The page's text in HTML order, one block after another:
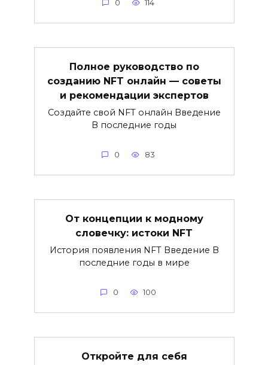
0 114
Полное руководство по
созданию NFT онлайн — советы
и рекомендации экспертов
Создайте свой NFT онлайн Введение
В последние годы
0 83
От концепции к модному
словечку: истоки NFT
История появления NFT Введение В
последние годы в мире
0 100
Откройте для себя